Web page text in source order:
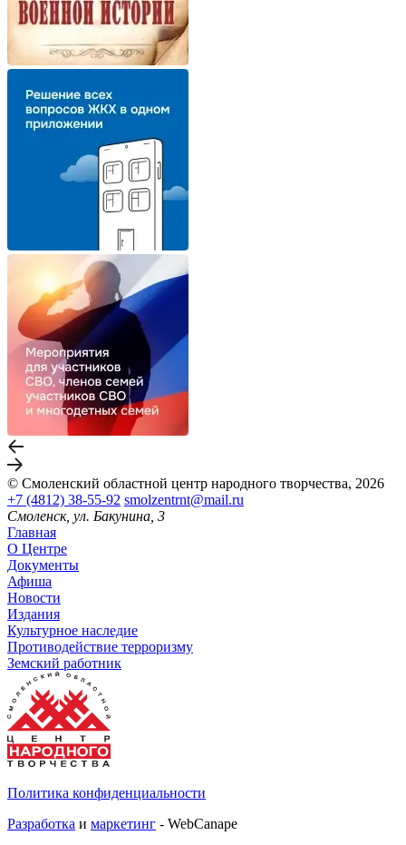
© Смоленский областной центр народного творчества, 2026
+7 (4812) 38-55-92 smolzentrnt@mail.ru
Смоленск, ул. Бакунина, 3
Главная
О Центре
Документы
Афиша
Новости
Издания
Культурное наследие
Противодействие терроризму
Земский работник
Политика конфиденциальности
Разработка и маркетинг - WebCanape